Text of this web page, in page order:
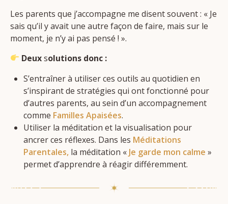
Les parents que j’accompagne me disent souvent : « Je
sais qu’il y avait une autre façon de faire, mais sur le
moment, je n’y ai pas pensé ! ».
Deuxsolutions donc :
S’entraîner à utiliser ces outils au quotidien en
s’inspirant de stratégies qui ont fonctionné pour
d’autres parents, au sein d’un accompagnement
comme Familles Apaisées.
Utiliser la méditation et la visualisation pour
ancrer ces réflexes. Dans les Méditations
Parentales, la méditation « Je garde mon calme »
permet d’apprendre à réagir différemment.